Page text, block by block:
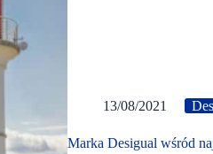
13/08/2021
Marka Desigual wśród